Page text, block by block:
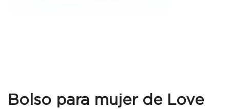
Bolso para mujer de Love